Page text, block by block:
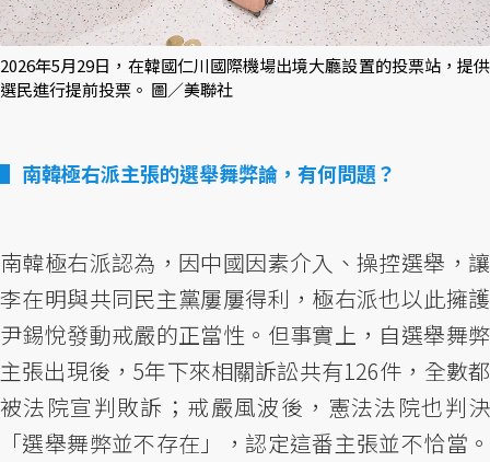
2026年5月29日，在韓國仁川國際機場出境大廳設置的投票站，提供
選民進行提前投票。 圖／美聯社
南韓極右派主張的選舉舞弊論，有何問題？
南韓極右派認為，因中國因素介入、操控選舉，讓
李在明與共同民主黨屢屢得利，極右派也以此擁護
尹錫悅發動戒嚴的正當性。但事實上，自選舉舞弊
主張出現後，5年下來相關訴訟共有126件，全數都
被法院宣判敗訴；戒嚴風波後，憲法法院也判決
「選舉舞弊並不存在」，認定這番主張並不恰當。